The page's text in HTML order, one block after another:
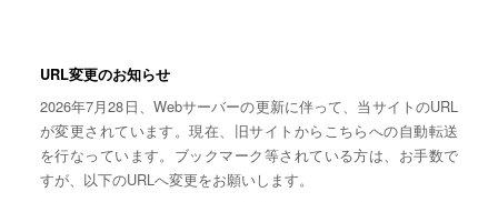
URL変更のお知らせ
2026年7月28日、Webサーバーの更新に伴って、当サイトのURL
が変更されています。現在、旧サイトからこちらへの自動転送
を行なっています。ブックマーク等されている方は、お手数で
すが、以下のURLへ変更をお願いします。